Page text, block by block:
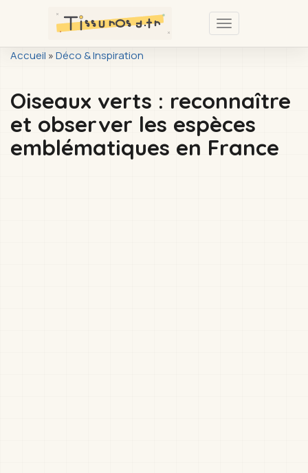
principal
Toggle
You
here
Accueil »Déco & Inspiration
Oiseaux verts : reconnaître
et observer les espèces
emblématiques en France